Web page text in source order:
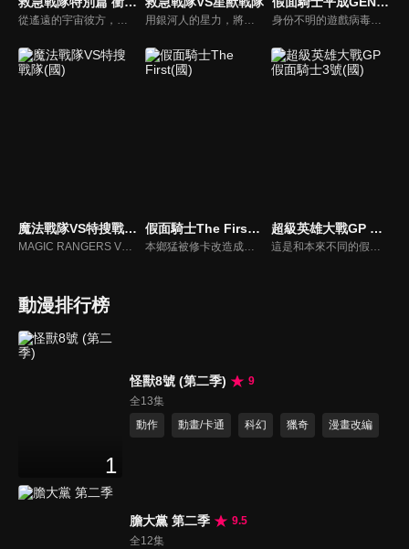
用銀河人的星力，將暗自蠢蠢欲動的闇之亡者們打倒吧！為了拯救被闇王基爾所擄走的人們，救難的專家‧GOGO FIVE與戰鬥的專家‧銀河人，一同向敵陣邁進了。可是基爾以自己的性命做代價，讓暗闇獸復活了。就在這千鈞一髮的危機時刻，銀河之光喚醒了奇蹟！超裝光勝利戰神，誕生！ 身份不明的遊戲病毒生命體「Pac-Man」來襲，人類將陷入前所未聞的危機。以恐怖的趨勢擴大感染中，天空寺尊（假面騎士Ghost）也因為感染上這種病毒，失去了變身的能力。另一方面寶生永夢（假面騎士Ex-Aid）追查敵人的真面目及感染源，但那正左右他自身的命運的「重大的真實」有著連繫關係。
魔法戰隊VS特搜戰隊(國) 假面騎士The First(國)
本鄉猛被修卡改造成了假面騎士1號，從此成為了修卡的尖兵。但因為某次機緣巧合取回了自我的意識，被修卡認定為背叛者而下達了抹殺指令。為此，修卡準備了新的改造人，假面騎士2號一文字隼人…
超級英雄大戰GP 假面騎士3號(國)
動漫排行榜
1
怪獸8號 (第二季)
9
全13集
動作
動畫/卡通 科幻 獵奇 漫畫改編
膽大黨 第二季
9.5
全12集